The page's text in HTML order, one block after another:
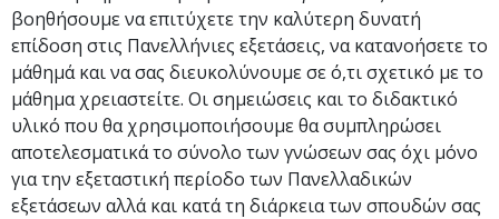
βοηθήσουμε να επιτύχετε την καλύτερη δυνατή
επίδοση στις Πανελλήνιες εξετάσεις, να κατανοήσετε το
μάθημά και να σας διευκολύνουμε σε ό,τι σχετικό με το
μάθημα χρειαστείτε. Οι σημειώσεις και το διδακτικό
υλικό που θα χρησιμοποιήσουμε θα συμπληρώσει
αποτελεσματικά το σύνολο των γνώσεων σας όχι μόνο
για την εξεταστική περίοδο των Πανελλαδικών
εξετάσεων αλλά και κατά τη διάρκεια των σπουδών σας